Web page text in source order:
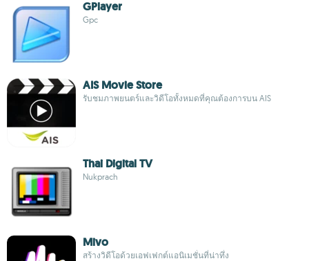
GPlayer
Gpc
AIS Movie Store
รับชมภาพยนตร์และวิดีโอทั้งหมดที่คุณต้องการบน AIS
Thai Digital TV
Nukprach
Mivo
สร้างวิดีโอด้วยเอฟเฟกต์แอนิเมชั่นที่น่าทึ่ง